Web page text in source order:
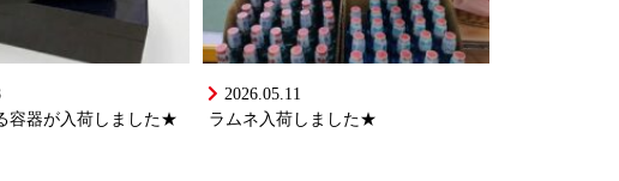
容器が入荷しました★
2026.05.11
ラムネ入荷しました★